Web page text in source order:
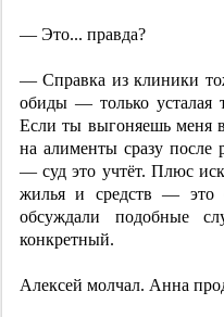
— Это... правда?
— Справка из клиники
обиды — только усталая
Если ты выгоняешь меня
на алименты сразу после
— суд это учтёт. Плюс
жилья и средств — это
обсуждали подобные
конкретный.
Алексей молчал. Анна